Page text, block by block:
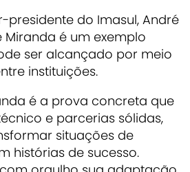
presidente do Imasul, André
Miranda é um exemplo
ser alcançado por meio
instituições.
é a prova concreta que
e parcerias sólidas,
situações de
histórias de sucesso.